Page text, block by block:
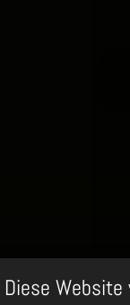
Diese